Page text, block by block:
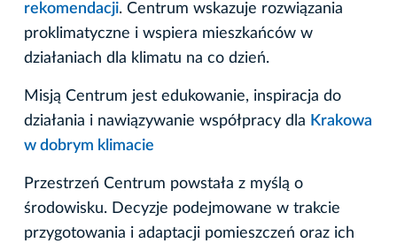
rekomendacji. Centrum wskazuje rozwiązania
proklimatyczne i wspiera mieszkańców w
działaniach dla klimatu na co dzień.
Misją Centrum jest edukowanie, inspiracja do
działania i nawiązywanie współpracy dla Krakowa
w dobrym klimacie
Przestrzeń Centrum powstała z myślą o
środowisku. Decyzje podejmowane w trakcie
przygotowania i adaptacji pomieszczeń oraz ich